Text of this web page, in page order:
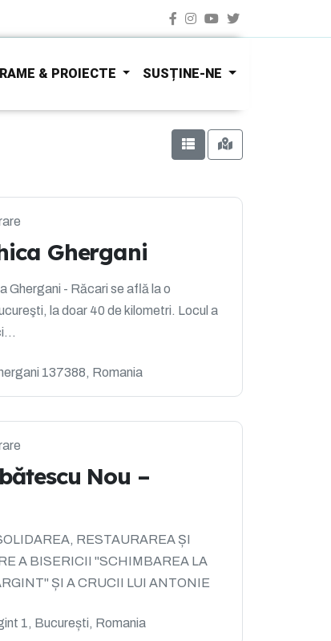
& PROIECTE SUSȚINE-NE
Ghergani
Ghergani - Răcari se află la o
la doar 40 de kilometri. Locul a
137388, Romania
Nou –
RESTAURAREA ȘI
A BISERICII "SCHIMBAREA LA
ȘI A CRUCII LUI ANTONIE
1, București, Romania